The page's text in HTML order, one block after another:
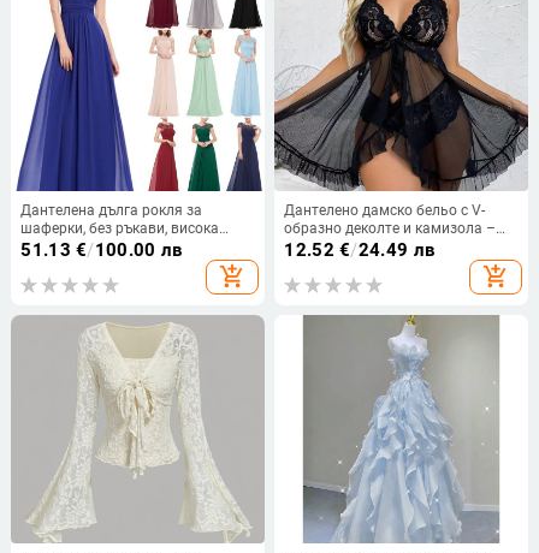
Дантелена дълга рокля за
шаферки, без ръкави, висока
талия, дълга вечерна рокля;
полиестерна дантела
51.13 €/100.00 лв
add_shopping_cart
Дантелено дамско бельо с V-
образно деколте и камизола –
мултицветен комплект,
материя 101–120 g/m², пролет
12.52 €/24.49 лв
add_shopping_cart